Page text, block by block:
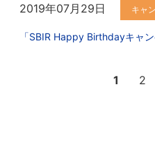
2019年07月29日 キャ
「SBIR Happy Birthdayキャ
1 2